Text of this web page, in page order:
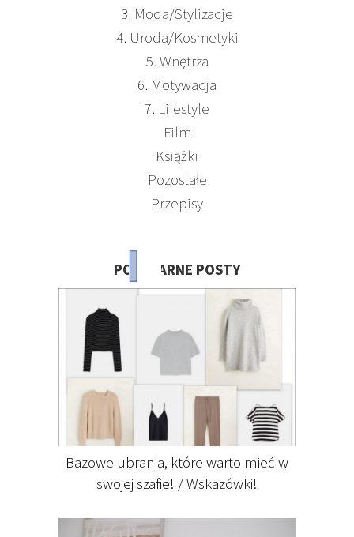
3. Moda/Stylizacje
4. Uroda/Kosmetyki
5. Wnętrza
6. Motywacja
7. Lifestyle
Film
Książki
Pozostałe
Przepisy
POPULARNE POSTY
Bazowe ubrania, które warto mieć w
swojej szafie! / Wskazówki!